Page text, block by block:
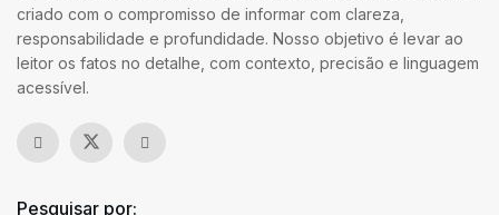
criado com o compromisso de informar com clareza,
responsabilidade e profundidade. Nosso objetivo é levar ao
leitor os fatos no detalhe, com contexto, precisão e linguagem
acessível.
Pesquisar por: